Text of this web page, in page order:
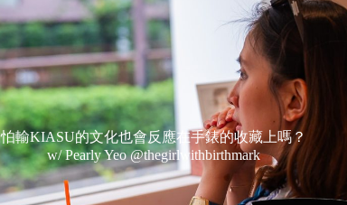
怕輸KIASU的文化也會反應在手錶的收藏上嗎？
w/ Pearly Yeo @thegirlwithbirthmark